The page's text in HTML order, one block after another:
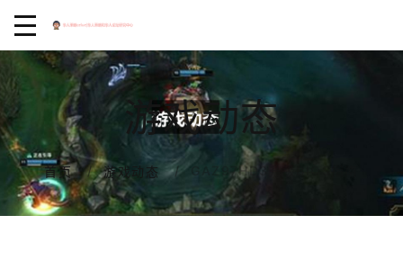
游戏动态
首页 游戏动态 GAZ97HD3升级BIOS指南